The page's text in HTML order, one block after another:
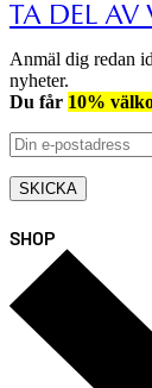
TA DEL AV
Anmäl dig redan
nyheter.
Du får 10%
SHOP